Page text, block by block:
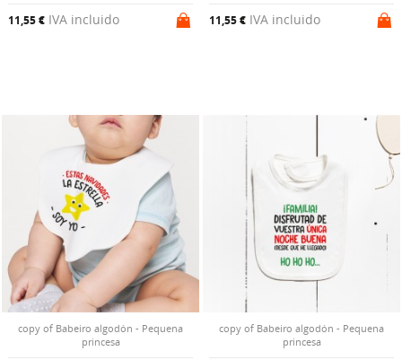
11,55 € IVA incluido 11,55 € IVA incluido
copy of Babeiro algodón - Pequena
princesa
copy of Babeiro algodón - Pequena
princesa